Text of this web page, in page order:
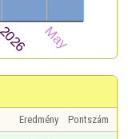
Eredmény
Pontszám